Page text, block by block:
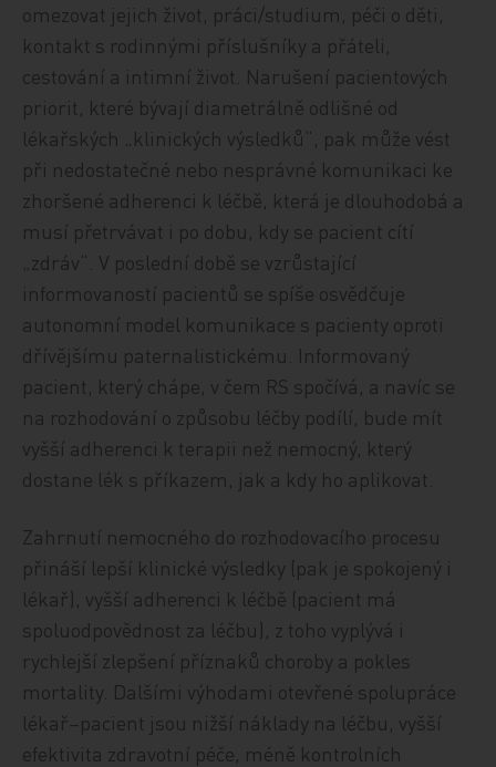
omezovat jejich život, práci/studium, péči o děti,
kontakt s rodinnými příslušníky a přáteli,
cestování a intimní život. Narušení pacientových
priorit, které bývají diametrálně odlišné od
lékařských „klinických výsledků“, pak může vést
při nedostatečné nebo nesprávné komunikaci ke
zhoršené adherenci k léčbě, která je dlouhodobá a
musí přetrvávat i po dobu, kdy se pacient cítí
„zdráv“. V poslední době se vzrůstající
informovaností pacientů se spíše osvědčuje
autonomní model komunikace s pacienty oproti
dřívějšímu paternalistickému. Informovaný
pacient, který chápe, v čem RS spočívá, a navíc se
na rozhodování o způsobu léčby podílí, bude mít
vyšší adherenci k terapii než nemocný, který
dostane lék s příkazem, jak a kdy ho aplikovat.
Zahrnutí nemocného do rozhodovacího procesu
přináší lepší klinické výsledky (pak je spokojený i
lékař), vyšší adherenci k léčbě (pacient má
spoluodpovědnost za léčbu), z toho vyplývá i
rychlejší zlepšení příznaků choroby a pokles
mortality. Dalšími výhodami otevřené spolupráce
lékař–pacient jsou nižší náklady na léčbu, vyšší
efektivita zdravotní péče, méně kontrolních